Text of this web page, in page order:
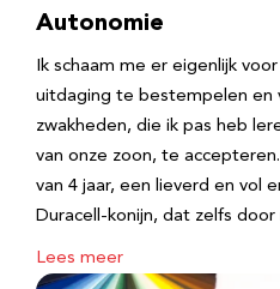
Autonomie
Ik schaam me er eigenlijk
uitdaging te bestempelen en
zwakheden, die ik pas heb
van onze zoon, te
van 4 jaar, een lieverd en vol
Duracell-konijn, dat zelfs
Lees meer